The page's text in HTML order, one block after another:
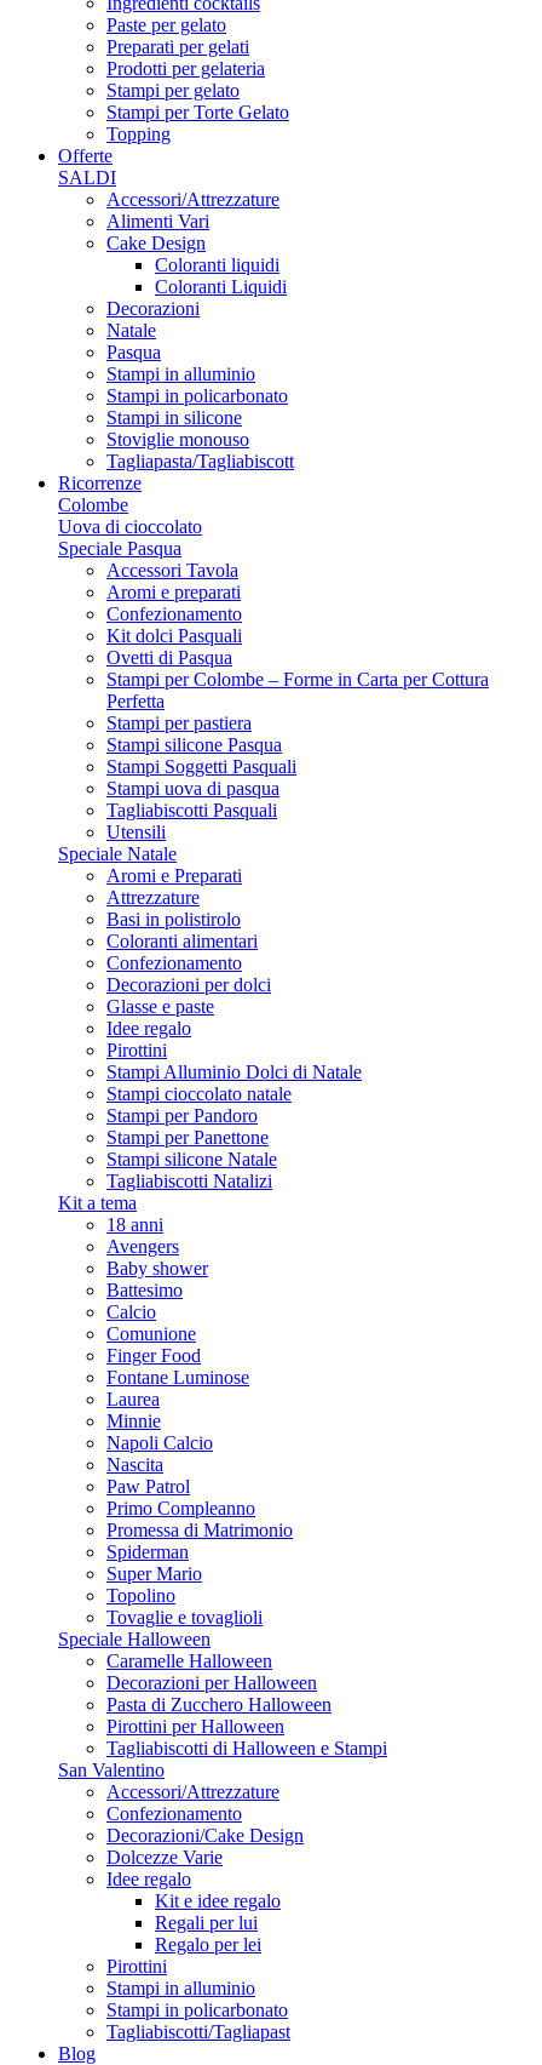
Paste per gelato
Preparati per gelati
Prodotti per gelateria
Stampi per gelato
Stampi per Torte Gelato
Topping
Offerte
SALDI
Accessori/Attrezzature
Alimenti Vari
Cake Design
Coloranti liquidi
Coloranti Liquidi
Decorazioni
Natale
Pasqua
Stampi in alluminio
Stampi in policarbonato
Stampi in silicone
Stoviglie monouso
Tagliapasta/Tagliabiscott
Ricorrenze
Colombe
Uova di cioccolato
Speciale Pasqua
Accessori Tavola
Aromi e preparati
Confezionamento
Kit dolci Pasquali
Ovetti di Pasqua
Stampi per Colombe – Forme in Carta per Cottura
Perfetta
Stampi per pastiera
Stampi silicone Pasqua
Stampi Soggetti Pasquali
Stampi uova di pasqua
Tagliabiscotti Pasquali
Utensili
Speciale Natale
Aromi e Preparati
Attrezzature
Basi in polistirolo
Coloranti alimentari
Confezionamento
Decorazioni per dolci
Glasse e paste
Idee regalo
Pirottini
Stampi Alluminio Dolci di Natale
Stampi cioccolato natale
Stampi per Pandoro
Stampi per Panettone
Stampi silicone Natale
Tagliabiscotti Natalizi
Kit a tema
18 anni
Avengers
Baby shower
Battesimo
Calcio
Comunione
Finger Food
Fontane Luminose
Laurea
Minnie
Napoli Calcio
Nascita
Paw Patrol
Primo Compleanno
Promessa di Matrimonio
Spiderman
Super Mario
Topolino
Tovaglie e tovaglioli
Speciale Halloween
Caramelle Halloween
Decorazioni per Halloween
Pasta di Zucchero Halloween
Pirottini per Halloween
Tagliabiscotti di Halloween e Stampi
San Valentino
Accessori/Attrezzature
Confezionamento
Decorazioni/Cake Design
Dolcezze Varie
Idee regalo
Kit e idee regalo
Regali per lui
Regalo per lei
Pirottini
Stampi in alluminio
Stampi in policarbonato
Tagliabiscotti/Tagliapast
Blog